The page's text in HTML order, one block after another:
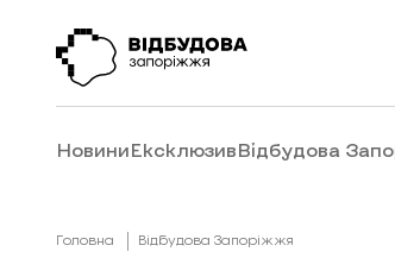
НовиниЕксклюзивВідбудова
Головна Відбудова Запоріжжя